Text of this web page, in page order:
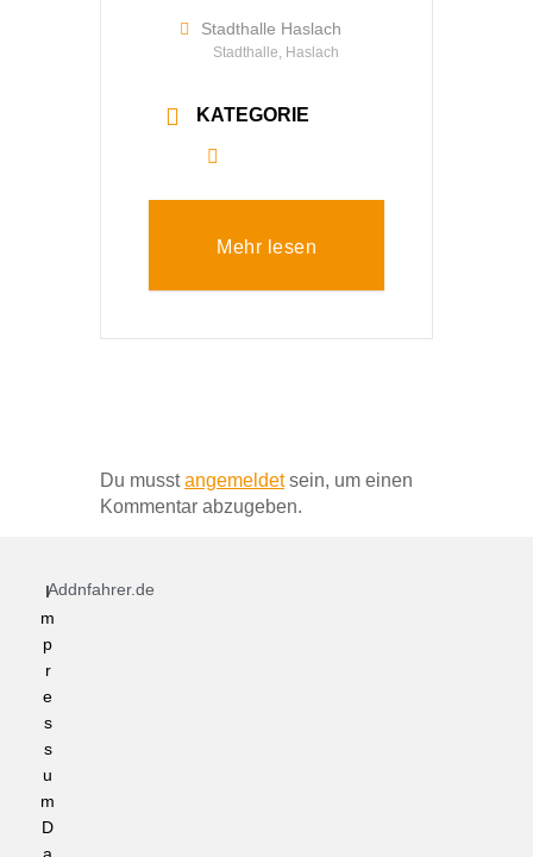
Stadthalle Haslach
Stadthalle, Haslach
KATEGORIE
Mehr lesen
Du musstangemeldetsein, um einen
Kommentar abzugeben.
Addnfahrer.de
I
m
p
r
e
s
s
u
m
D